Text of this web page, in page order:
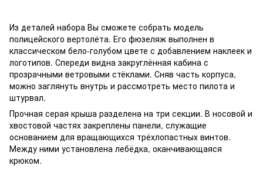
Из деталей набора Вы сможете собрать модель
полицейского вертолёта. Его фюзеляж выполнен в
классическом бело-голубом цвете с добавлением наклеек и
логотипов. Спереди видна закруглённая кабина с
прозрачными ветровыми стёклами. Сняв часть корпуса,
можно заглянуть внутрь и рассмотреть место пилота и
штурвал.
Прочная серая крыша разделена на три секции. В носовой и
хвостовой частях закреплены панели, служащие
основанием для вращающихся трёхлопастных винтов.
Между ними установлена лебёдка, оканчивающаяся
крюком.